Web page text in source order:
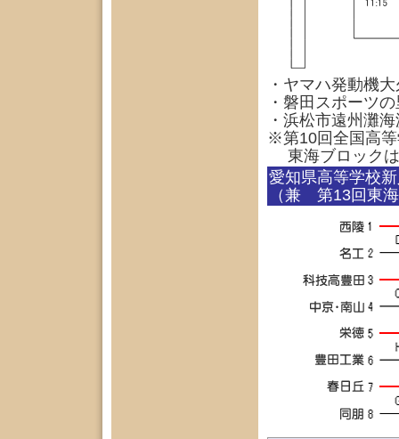
・ヤマハ発動機
・磐田スポーツ
・浜松市遠州灘
※第10回全国高
東海ブロック
愛知県高等学校
（兼 第13回東